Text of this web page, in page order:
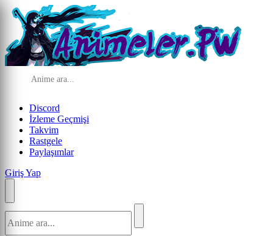
Discord
İzleme Geçmişi
Takvim
Rastgele
Paylaşımlar
Giriş Yap